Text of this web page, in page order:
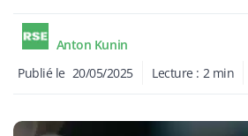
Anton Kunin
Publié le 20/05/2025 Lecture : 2 min